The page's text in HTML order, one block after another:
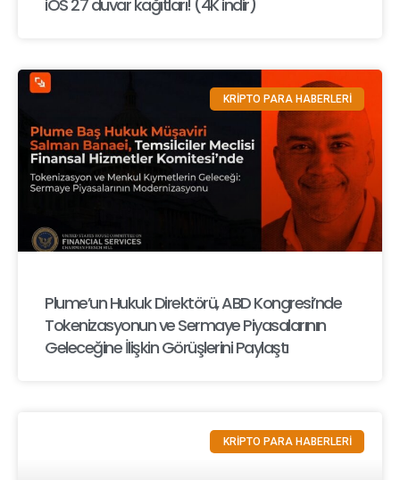
iOS 27 duvar kağıtları! (4K indir)
KRİPTO PARA HABERLERİ
Plume’un Hukuk Direktörü, ABD Kongresi’nde
Tokenizasyonun ve Sermaye Piyasalarının
Geleceğine İlişkin Görüşlerini Paylaştı
KRİPTO PARA HABERLERİ